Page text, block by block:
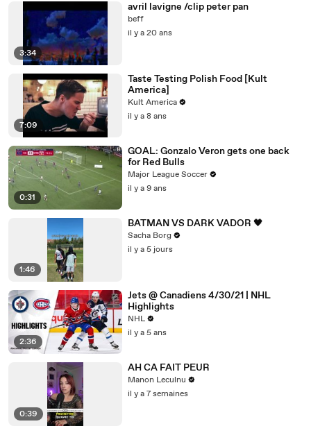
3:34
avril lavigne /clip peter pan
beff
il y a 20 ans
7:09
Taste Testing Polish Food [Kult
America]
Kult America
il y a 8 ans
0:31
GOAL: Gonzalo Veron gets one back
for Red Bulls
Major League Soccer
il y a 9 ans
1:46
BATMAN VS DARK VADOR 🖤
Sacha Borg
il y a 5 jours
2:36
Jets @ Canadiens 4/30/21 | NHL
Highlights
NHL
il y a 5 ans
0:39
AH CA FAIT PEUR
Manon Leculnu
il y a 7 semaines